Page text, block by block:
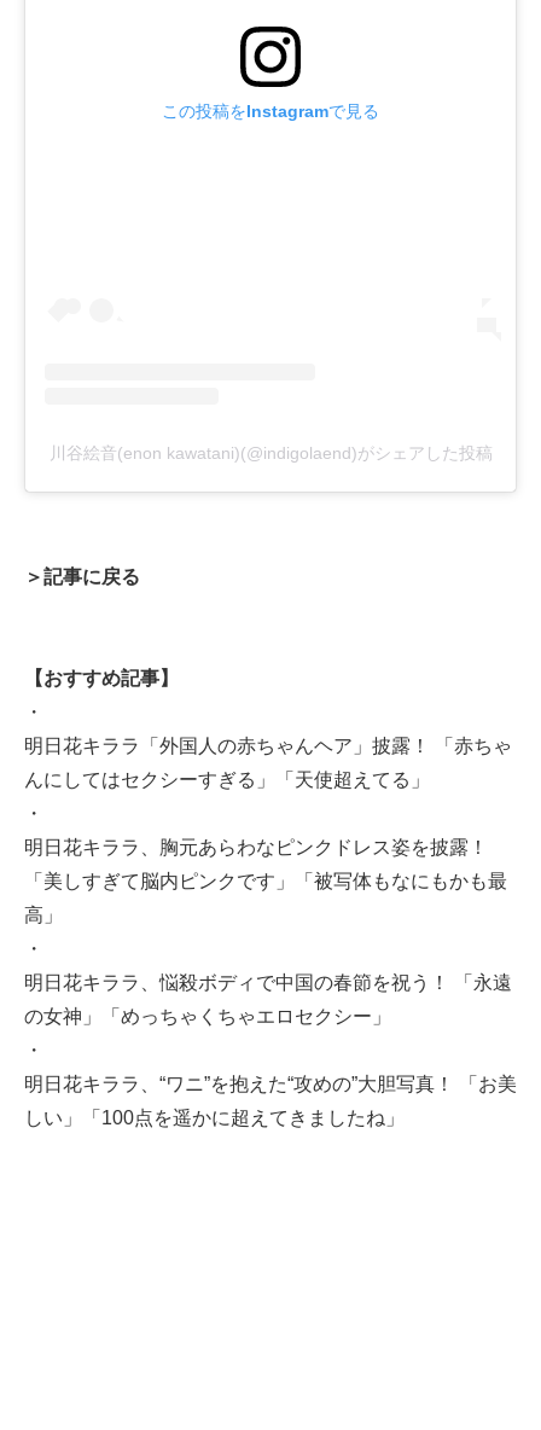
この投稿をInstagramで見る
川谷絵音(enon kawatani)(@indigolaend)がシェアした投稿
＞記事に戻る
【おすすめ記事】
・
明日花キララ「外国人の赤ちゃんヘア」披露！ 「赤ちゃ
んにしてはセクシーすぎる」「天使超えてる」
・
明日花キララ、胸元あらわなピンクドレス姿を披露！
「美しすぎて脳内ピンクです」「被写体もなにもかも最
高」
・
明日花キララ、悩殺ボディで中国の春節を祝う！ 「永遠
の女神」「めっちゃくちゃエロセクシー」
・
明日花キララ、“ワニ”を抱えた“攻めの”大胆写真！ 「お美
しい」「100点を遥かに超えてきましたね」